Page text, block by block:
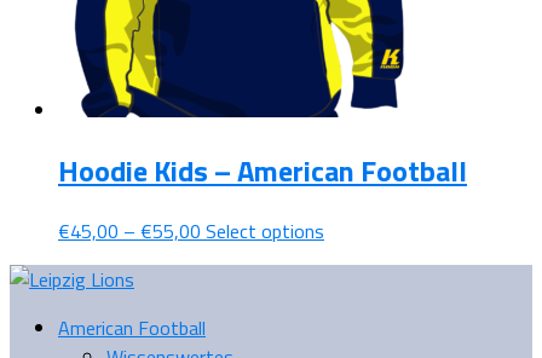
Hoodie Kids – American Football
€45,00 – €55,00 Select options
American Football